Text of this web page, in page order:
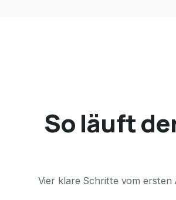
So läuft
Vier klare Schritte vom